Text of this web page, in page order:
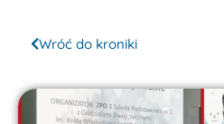
Wróć do kroniki